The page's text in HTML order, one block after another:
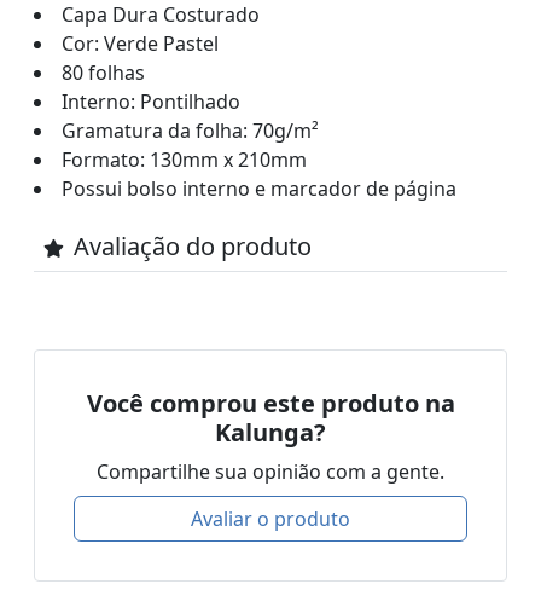
Capa Dura Costurado
Cor: Verde Pastel
80 folhas
Interno: Pontilhado
Gramatura da folha: 70g/m²
Formato: 130mm x 210mm
Possui bolso interno e marcador de página
Avaliação do produto
Você comprou este produto na
Kalunga?
Compartilhe sua opinião com a gente.
Avaliar o produto